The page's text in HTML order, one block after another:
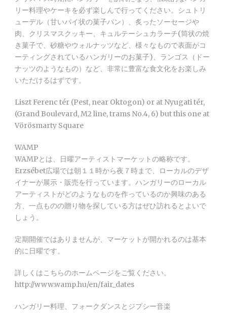
リー料理やケーキを必ず楽しんで行ってください。シュトリ
ューデル（甘いパイ状の菓子パン）、炙ったソーセージや
肉、クリスマスクッキー、キュルテーシュカラーチ(筒状の焼
き菓子で、砂糖やウォルナッツなど、様々なもので表面がコ
ーティングされているハンガリーのお菓子)、ランゴス（ドー
ナッツのようなもの）など、非常に豊富な食文化をお楽しみ
いただけるはずです。
Liszt Ferenc tér (Pest, near Oktogon) or at Nyugati tér,
(Grand Boulevard, M2 line, trams No.4, 6) but this one at
Vörösmarty Square
WAMP
WAMPとは、日曜アーティストマーケットの略称です。
Erzsébet広場では朝１１時から夜７時まで、ローカルのデザ
イナーが展示・販売を行っています。ハンガリーのローカル
アーティストがどのようなものを作っているのか興味のある
方、一点ものの贈り物を探している方はぜひ訪れるとよいで
しょう。
定期開催ではありませんが、マーケットが開かれるのは基本
的に日曜です。
詳しくはこちらのホームページをご覧ください。
http://www.wamp.hu/en/fair_dates
ハンガリー料理、フォークダンスとジプシー音楽